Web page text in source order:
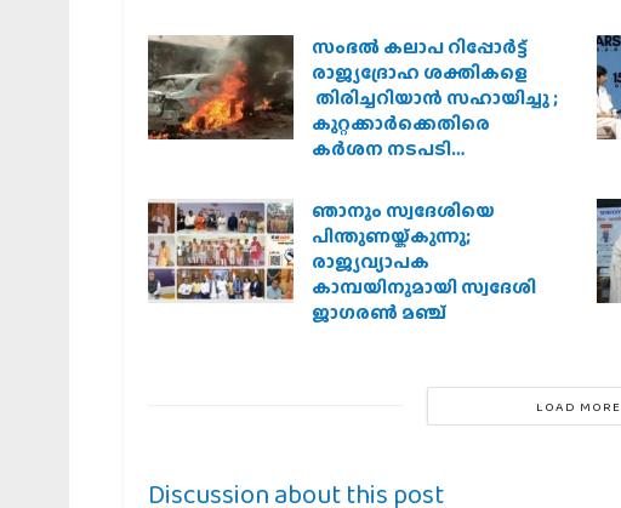
സംഭൽ കലാപ റിപ്പോർട്ട്
രാജ്യദ്രോഹ ശക്തികളെ
തിരിച്ചറിയാൻ സഹായിച്ചു ;
കുറ്റക്കാർക്കെതിരെ
കർശന നടപടി
പരിഷത്ത്
ഞാനും സ്വദേശിയെ
പിന്തുണയ്ക്കുന്നു;
രാജ്യവ്യാപക
കാമ്പയിനുമായി സ്വദേശി
ജാഗരണ്‍ മഞ്ച്
LOAD MORE
Discussion about this post